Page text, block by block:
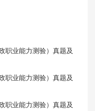
职业能力测验）真题及
职业能力测验）真题及
职业能力测验）真题及